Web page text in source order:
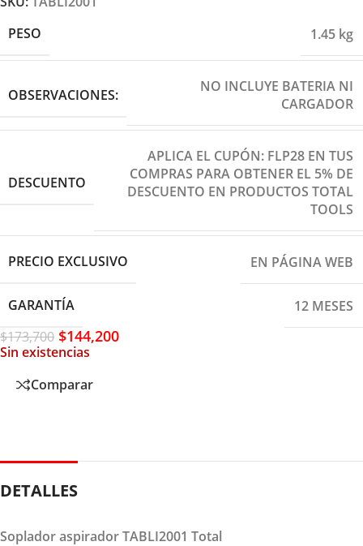
PESO
1.45 kg
OBSERVACIONES:
NO INCLUYE BATERIA NI
CARGADOR
DESCUENTO
APLICA EL CUPÓN: FLP28 EN TUS
COMPRAS PARA OBTENER EL 5% DE
DESCUENTO EN PRODUCTOS TOTAL
TOOLS
PRECIO EXCLUSIVO EN PÁGINA WEB
GARANTÍA
12 MESES
$173,700 $144,200
Sin existencias
Comparar
DETALLES
Soplador aspirador TABLI2001 Total